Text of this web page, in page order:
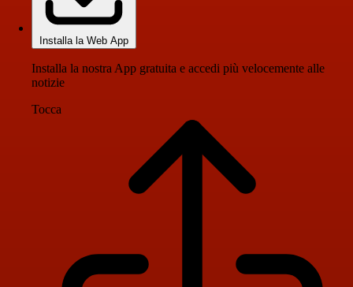
Installa la Web App
Installa la nostra App gratuita e accedi più velocemente alle
notizie
Tocca